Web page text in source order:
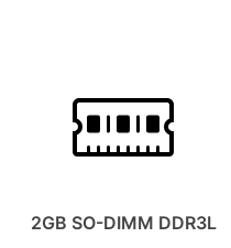
2GB SO-DIMM DDR3L